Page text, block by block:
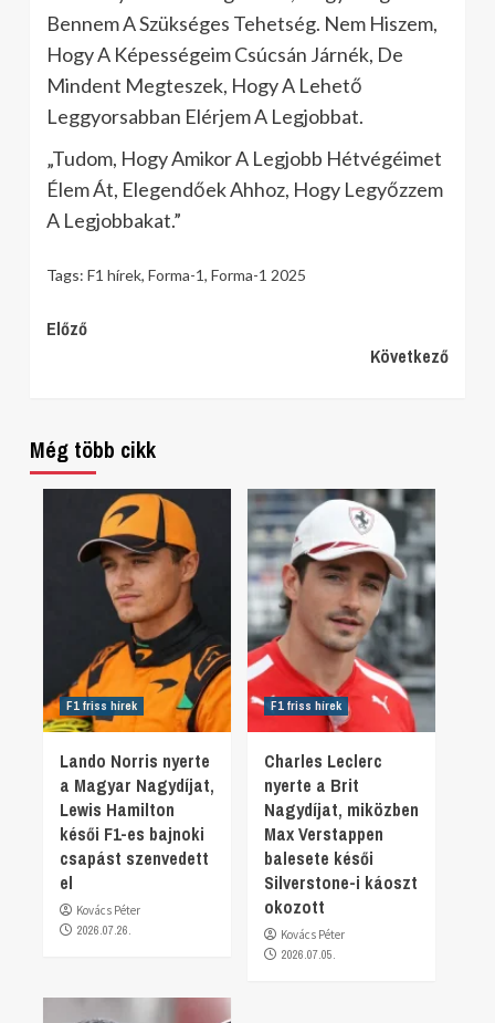
Bennem A Szükséges Tehetség. Nem Hiszem,
Hogy A Képességeim Csúcsán Járnék, De
Mindent Megteszek, Hogy A Lehető
Leggyorsabban Elérjem A Legjobbat.
„Tudom, Hogy Amikor A Legjobb Hétvégéimet
Élem Át, Elegendőek Ahhoz, Hogy Legyőzzem
A Legjobbakat.”
Tags: F1 hírek, Forma-1, Forma-1 2025
Continue
Előző
Következő
Még több cikk
F1 friss hírek
Lando Norris nyerte
a Magyar Nagydíjat,
Lewis Hamilton
késői F1-es bajnoki
csapást szenvedett
el
Kovács Péter
2026.07.26.
F1 friss hírek
Charles Leclerc
nyerte a Brit
Nagydíjat, miközben
Max Verstappen
balesete késői
Silverstone-i káoszt
okozott
Kovács Péter
2026.07.05.